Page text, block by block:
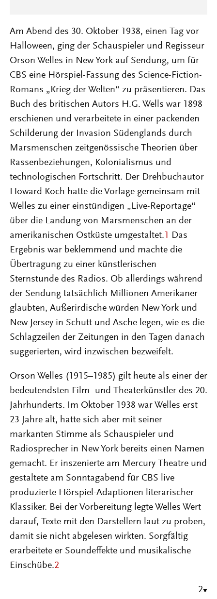
Am Abend des 30. Oktober 1938, einen Tag vor
Halloween, ging der Schauspieler und Regisseur
Orson Welles in New York auf Sendung, um für
CBS eine Hörspiel-Fassung des Science-Fiction-
Romans „Krieg der Welten“ zu präsentieren. Das
Buch des britischen Autors H.G. Wells war 1898
erschienen und verarbeitete in einer packenden
Schilderung der Invasion Südenglands durch
Marsmenschen zeitgenössische Theorien über
Rassenbeziehungen, Kolonialismus und
technologischen Fortschritt. Der Drehbuchautor
Howard Koch hatte die Vorlage gemeinsam mit
Welles zu einer einstündigen „Live-Reportage“
über die Landung von Marsmenschen an der
amerikanischen Ostküste umgestaltet. 1 Das
Ergebnis war beklemmend und machte die
Übertragung zu einer künstlerischen
Sternstunde des Radios. Ob allerdings während
der Sendung tatsächlich Millionen Amerikaner
glaubten, Außerirdische würden New York und
New Jersey in Schutt und Asche legen, wie es die
Schlagzeilen der Zeitungen in den Tagen danach
suggerierten, wird inzwischen bezweifelt.
Orson Welles (1915–1985) gilt heute als einer der
bedeutendsten Film- und Theaterkünstler des 20.
Jahrhunderts. Im Oktober 1938 war Welles erst
23 Jahre alt, hatte sich aber mit seiner
markanten Stimme als Schauspieler und
Radiosprecher in New York bereits einen Namen
gemacht. Er inszenierte am Mercury Theatre und
gestaltete am Sonntagabend für CBS live
produzierte Hörspiel-Adaptionen literarischer
Klassiker. Bei der Vorbereitung legte Welles Wert
darauf, Texte mit den Darstellern laut zu proben,
damit sie nicht abgelesen wirkten. Sorgfältig
erarbeitete er Soundeffekte und musikalische
Einschübe.2
2